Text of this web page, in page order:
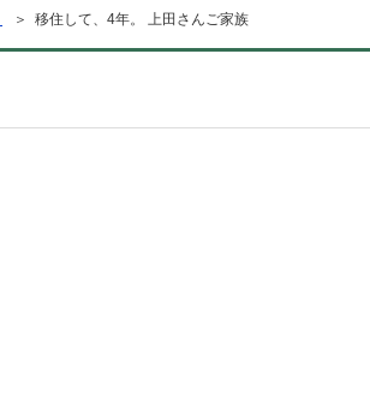
＞ 移住して、4年。 上田さんご家族